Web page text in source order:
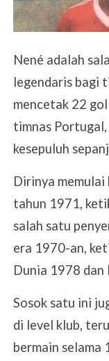
Nené adalah
legendaris bagi
mencetak 22
timnas
kesepuluh
Dirinya
tahun 1971,
salah satu
era 1970-an,
Dunia 1978 dan
Sosok satu ini
di level klub,
bermain selama